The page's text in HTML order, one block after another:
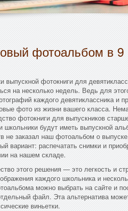
фотоальбом в
выпускной фотокниги для
на несколько недель. Ведь для
каждого девятиклассника и
фото из жизни вашего класса.
фотокниги для выпускников
школьники будут иметь выпускной
не заказал наш фотоальбом о
вариант: распечатать снимки и
на нашем складе.
этого решения — это легкость и
каждого школьника и
можно выбрать на сайте и
файл. Эта альтернатива
виньетки.